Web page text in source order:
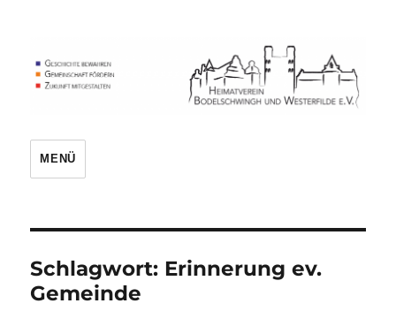
MENÜ
Schlagwort: Erinnerung ev.
Gemeinde